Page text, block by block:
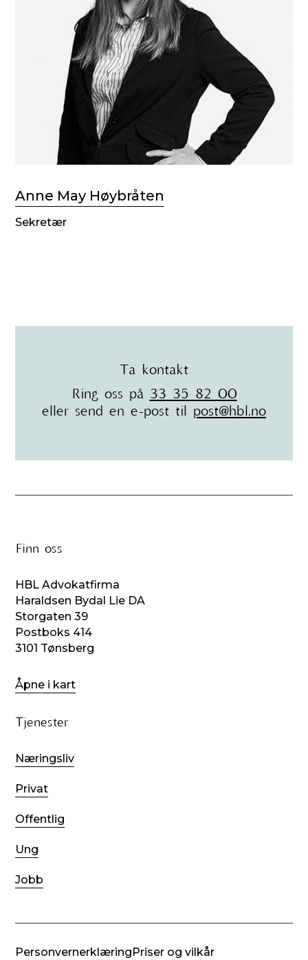
Anne May Høybråten
Sekretær
Ta kontakt
Ring oss på 33 35 82 00
eller send en e-post til post@hbl.no
Finn oss
HBL Advokatfirma
Haraldsen Bydal Lie DA
Storgaten 39
Postboks 414
3101 Tønsberg
Åpne i kart
Tjenester
Næringsliv
Privat
Offentlig
Ung
Jobb
PersonvernerklæringPriser og vilkår